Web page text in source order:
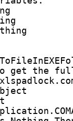
get the
.